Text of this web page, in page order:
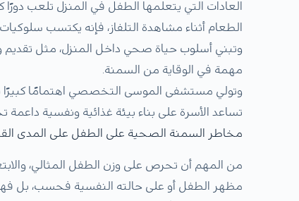
العادات التي يتعلمها الطفل في المنزل تلعب
الطعام أثناء مشاهدة التلفاز، فإنه يكتسب
وتبني أسلوب حياة صحي داخل المنزل، مثل تقديم
مهمة في الوقاية من السمنة.
وتولي مستشفى الموسى التخصصي اهتمامًا كبيرًا
تساعد الأسرة على بناء بيئة غذائية ونفسية
مخاطر السمنة الصحية على الطفل على المدى
من المهم أن تحرص على وزن الطفل المثالي،
مظهر الطفل أو على حالته النفسية فحسب، بل